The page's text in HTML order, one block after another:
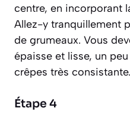
centre, en incorporant
Allez-y tranquillement
de grumeaux. Vous
épaisse et lisse, un
crêpes très consistante.
Étape 4